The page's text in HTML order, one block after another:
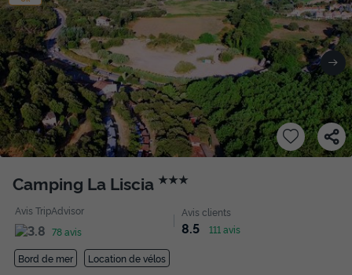
Camping La Liscia ★★★
Avis TripAdvisor
78 avis
Avis clients
8.5 111 avis
Bord de mer Location de vélos